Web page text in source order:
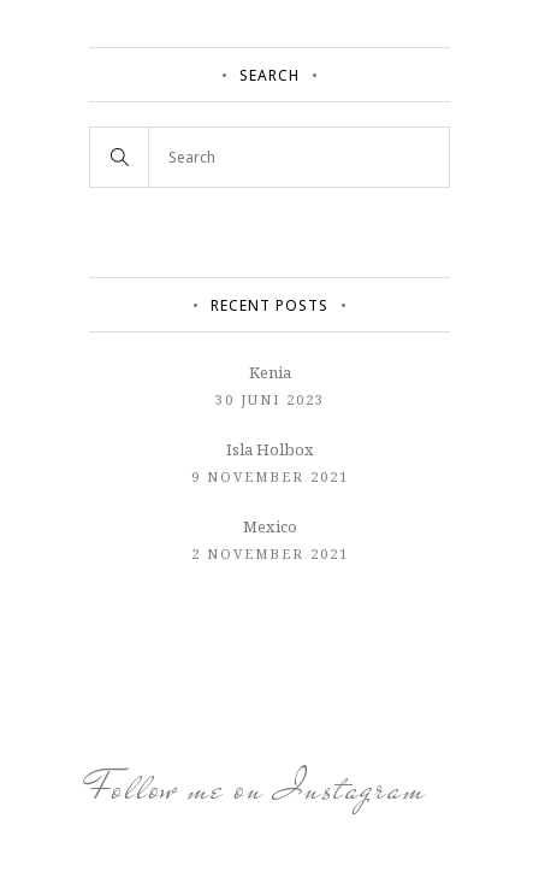
SEARCH
RECENT POSTS
Kenia
30 JUNI 2023
Isla Holbox
9 NOVEMBER 2021
Mexico
2 NOVEMBER 2021
Follow me on Instagram